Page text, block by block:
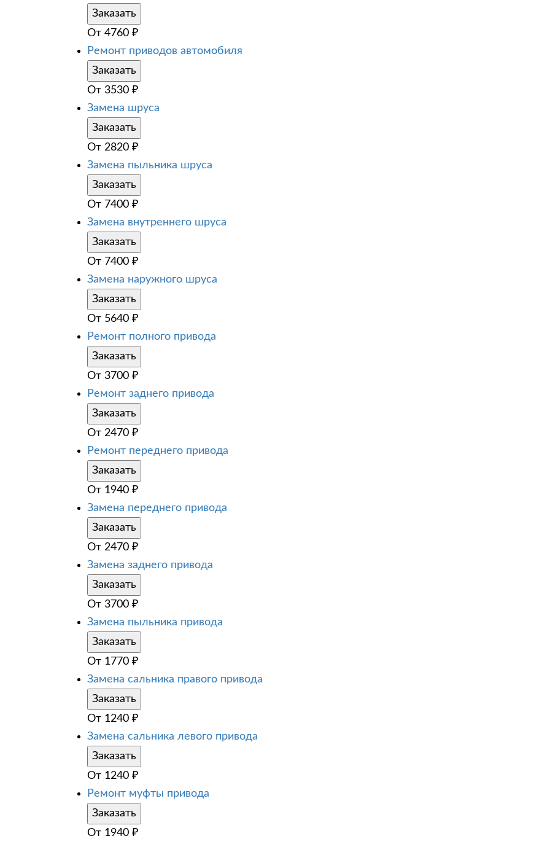
Заказать
От 4760 ₽
Ремонт приводов автомобиля
Заказать
От 3530 ₽
Замена шруса
Заказать
От 2820 ₽
Замена пыльника шруса
Заказать
От 7400 ₽
Замена внутреннего шруса
Заказать
От 7400 ₽
Замена наружного шруса
Заказать
От 5640 ₽
Ремонт полного привода
Заказать
От 3700 ₽
Ремонт заднего привода
Заказать
От 2470 ₽
Ремонт переднего привода
Заказать
От 1940 ₽
Замена переднего привода
Заказать
От 2470 ₽
Замена заднего привода
Заказать
От 3700 ₽
Замена пыльника привода
Заказать
От 1770 ₽
Замена сальника правого привода
Заказать
От 1240 ₽
Замена сальника левого привода
Заказать
От 1240 ₽
Ремонт муфты привода
Заказать
От 1940 ₽